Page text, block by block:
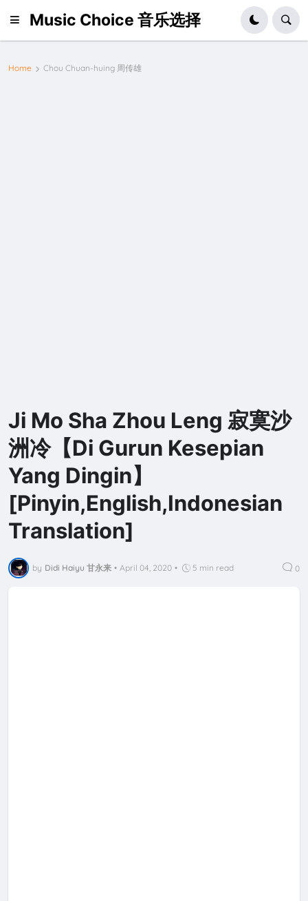
Music Choice 音乐选择
Home Chou Chuan-huing 周传雄
Ji Mo Sha Zhou Leng 寂寞沙
洲冷【Di Gurun Kesepian
Yang Dingin】
[Pinyin,English,Indonesian
Translation]
by Didi Haiyu 甘永来 • April 04, 2020 • 5 min read 0